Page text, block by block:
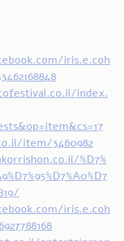
iris.e.coh
index.
item/3460982
%D7%
iris.e.coh